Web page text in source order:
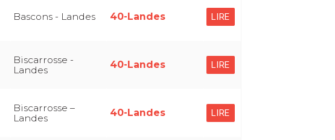
Bascons - Landes 40-Landes LIRE
Biscarrosse -
Landes
40-Landes LIRE
Biscarrosse –
Landes
40-Landes LIRE